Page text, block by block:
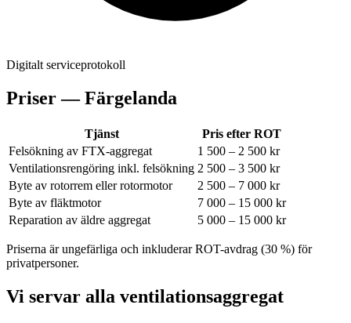
Digitalt serviceprotokoll
Priser —Färgelanda
Tjänst
Pris efter ROT
Felsökning av FTX-aggregat
1 500 – 2 500 kr
Ventilationsrengöring inkl. felsökning 2 500 – 3 500 kr
Byte av rotorrem eller rotormotor
2 500 – 7 000 kr
Byte av fläktmotor
7 000 – 15 000 kr
Reparation av äldre aggregat
5 000 – 15 000 kr
Priserna är ungefärliga och inkluderar ROT-avdrag (30 %) för
privatpersoner.
Vi servar alla ventilationsaggregat